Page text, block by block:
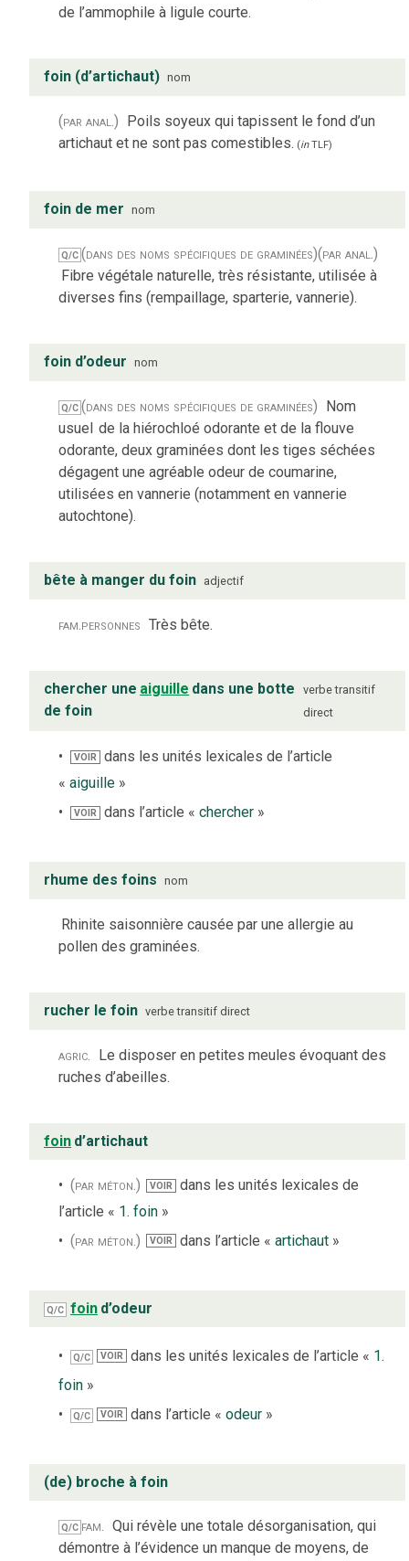
de l’ammophile à ligule courte.
foin (d’artichaut) nom
(par anal.) Poils soyeux qui tapissent le fond d’un
artichaut et ne sont pas comestibles. (inTLF)
foin de mer nom
Q/C (dans des noms spécifiques de graminées)(par anal.)
Fibre végétale naturelle, très résistante, utilisée à
diverses fins (rempaillage, sparterie, vannerie).
foin d’odeur nom
Q/C (dans des noms spécifiques de graminées) Nom
usuel de la hiérochloé odorante et de la flouve
odorante, deux graminées dont les tiges séchées
dégagent une agréable odeur de coumarine,
utilisées en vannerie (notamment en vannerie
autochtone).
bête à manger du foin adjectif
fam.personnes Très bête.
chercher une aiguille dans une botte
de foin
verbe transitif
direct
VOIR
dans les unités lexicales de l’article
« aiguille »
VOIR dans l’article «chercher »
rhume des foins nom
Rhinite saisonnière causée par une allergie au
pollen des graminées.
rucher le foin verbe transitif direct
agric.
Le disposer en petites meules évoquant des
ruches d’abeilles.
foin d’artichaut
(par méton.) VOIR dans les unités lexicales de
l’article « 1. foin »
(par méton.)
VOIR dans l’article « artichaut»
Q/C foin d’odeur
Q/C VOIR dans les unités lexicales de l’article « 1.
foin »
Q/C VOIR dans l’article «odeur »
(de) broche à foin
Q/C fam.
Qui révèle une totale désorganisation, qui
démontre à l’évidence un manque de moyens, de